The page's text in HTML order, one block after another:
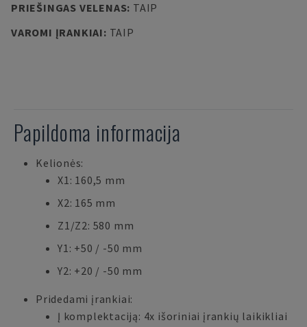
PRIEŠINGAS VELENAS: TAIP
VAROMI ĮRANKIAI: TAIP
Papildoma informacija
Kelionės:
X1: 160,5 mm
X2: 165 mm
Z1/Z2: 580 mm
Y1: +50 / -50 mm
Y2: +20 / -50 mm
Pridedami įrankiai:
Į komplektaciją: 4x išoriniai įrankių laikikliai